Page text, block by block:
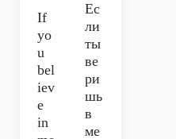
If
yo
u
bel
iev
e
in
Ес
ли
ты
ве
ри
шь
в
ме